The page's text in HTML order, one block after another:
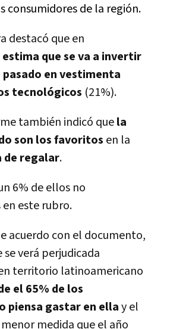
consumidores de la región.
destacó que en
que se va a invertir
pasado en vestimenta
tecnológicos (21%).
también indicó quela
son los favoritos en la
de regalar.
6% de ellos no
este rubro.
acuerdo con el documento,
verá perjudicada
territorio latinoamericano
el 65% de los
piensa gastar en ellay el
medida que el año